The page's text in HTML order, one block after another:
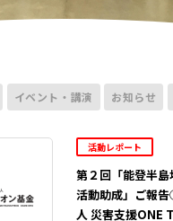
イベント・講演 お知らせ
活動レポート
第２回「能登半
活動助成」ご報
人 災害支援ONE